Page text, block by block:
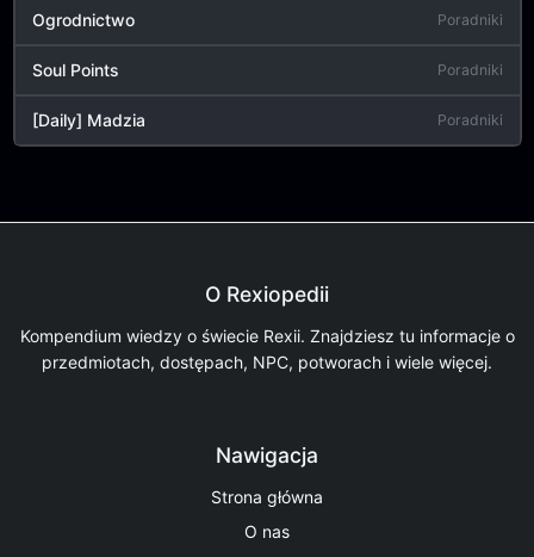
Ogrodnictwo Poradniki
Soul Points Poradniki
[Daily] Madzia Poradniki
O Rexiopedii
Kompendium wiedzy o świecie Rexii. Znajdziesz tu informacje o
przedmiotach, dostępach, NPC, potworach i wiele więcej.
Nawigacja
Strona główna
O nas